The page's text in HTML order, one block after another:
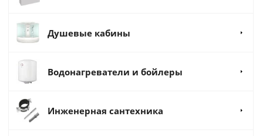
Душевые кабины
Водонагреватели и бойлеры
Инженерная сантехника